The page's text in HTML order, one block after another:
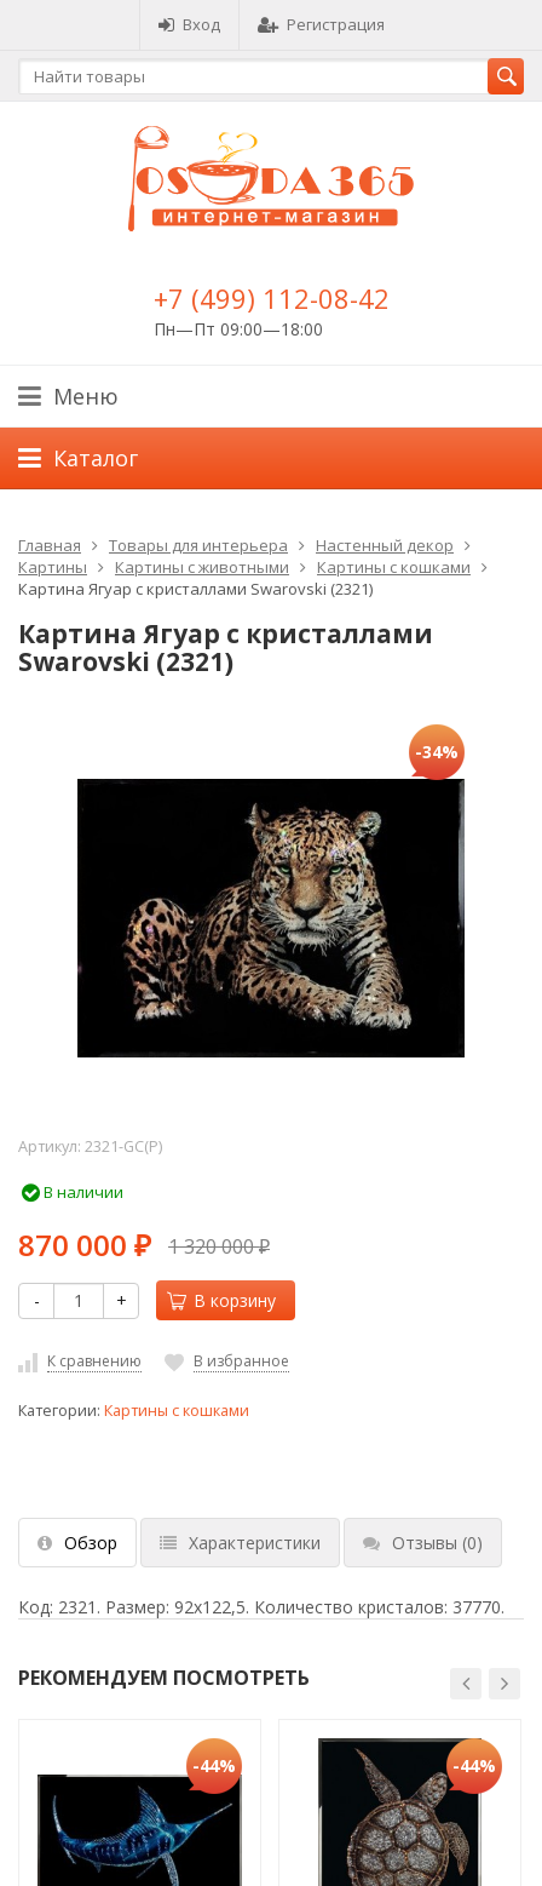
Вход Регистрация
+7 (499) 112-08-42
Пн—Пт 09:00—18:00
Меню
Каталог
Главная Товары для интерьера
Настенный декор
Картины
Картины с животными
Картины с кошками
Картина Ягуар с кристаллами Swarovski (2321)
Картина Ягуар с кристаллами
Swarovski (2321)
-34%
Артикул: 2321-GC(P)
В наличии
870 000 ₽ 1 320 000₽
- + В корзину
К сравнению В избранное
Категории: Картины с кошками
Обзор Характеристики Отзывы (0)
Код: 2321. Размер: 92х122,5. Количество кристалов: 37770.
РЕКОМЕНДУЕМ ПОСМОТРЕТЬ
-44% -44%